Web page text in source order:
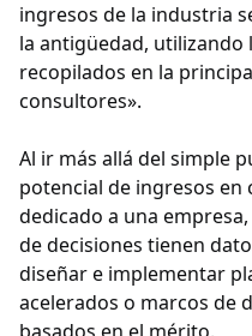
ingresos de la industria
la antigüedad,
recopilados en la
consultores».
Al ir más allá del simple
potencial de ingresos
dedicado a una
de decisiones tienen
diseñar e implementar
acelerados o marcos de